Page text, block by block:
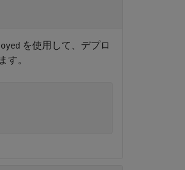
を使用して、デプロ
す。